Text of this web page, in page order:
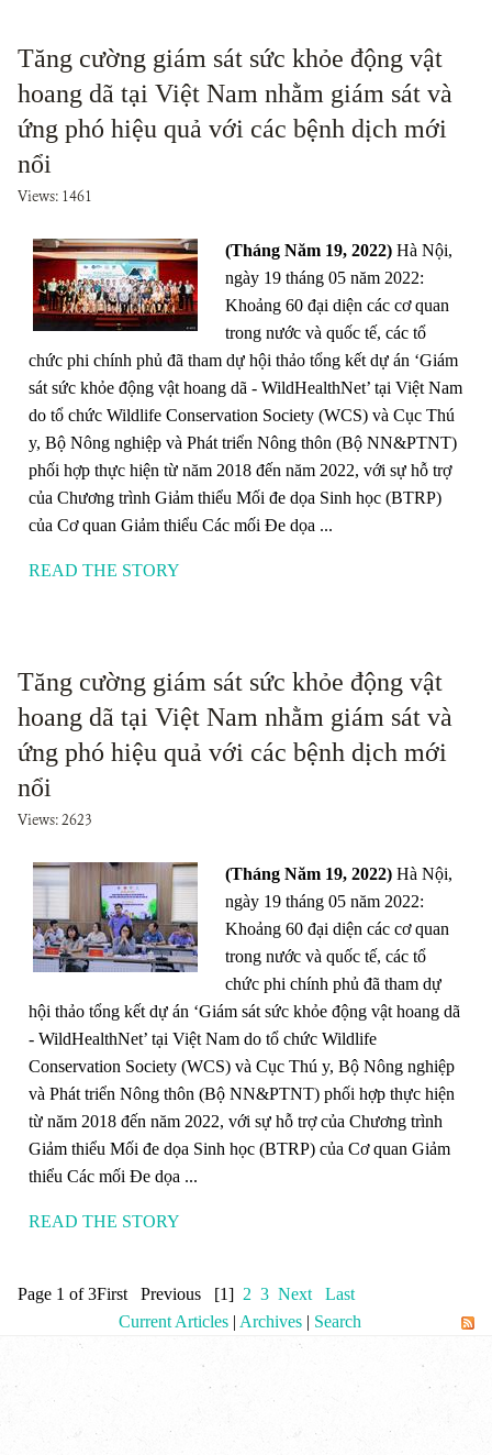
Tăng cường giám sát sức khỏe động vật
hoang dã tại Việt Nam nhằm giám sát và
ứng phó hiệu quả với các bệnh dịch mới
nổi
Views: 1461
(Tháng Năm 19, 2022) Hà Nội,
ngày 19 tháng 05 năm 2022:
Khoảng 60 đại diện các cơ quan
trong nước và quốc tế, các tổ
chức phi chính phủ đã tham dự hội thảo tổng kết dự án ‘Giám
sát sức khỏe động vật hoang dã - WildHealthNet’ tại Việt Nam
do tổ chức Wildlife Conservation Society (WCS) và Cục Thú
y, Bộ Nông nghiệp và Phát triển Nông thôn (Bộ NN&PTNT)
phối hợp thực hiện từ năm 2018 đến năm 2022, với sự hỗ trợ
của Chương trình Giảm thiểu Mối đe dọa Sinh học (BTRP)
của Cơ quan Giảm thiểu Các mối Đe dọa ...
READ THE STORY
Tăng cường giám sát sức khỏe động vật
hoang dã tại Việt Nam nhằm giám sát và
ứng phó hiệu quả với các bệnh dịch mới
nổi
Views: 2623
(Tháng Năm 19, 2022) Hà Nội,
ngày 19 tháng 05 năm 2022:
Khoảng 60 đại diện các cơ quan
trong nước và quốc tế, các tổ
chức phi chính phủ đã tham dự
hội thảo tổng kết dự án ‘Giám sát sức khỏe động vật hoang dã
- WildHealthNet’ tại Việt Nam do tổ chức Wildlife
Conservation Society (WCS) và Cục Thú y, Bộ Nông nghiệp
và Phát triển Nông thôn (Bộ NN&PTNT) phối hợp thực hiện
từ năm 2018 đến năm 2022, với sự hỗ trợ của Chương trình
Giảm thiểu Mối đe dọa Sinh học (BTRP) của Cơ quan Giảm
thiểu Các mối Đe dọa ...
READ THE STORY
Page 1 of 3First Previous [1] 2 3 Next
Last
Current Articles| Archives| Search